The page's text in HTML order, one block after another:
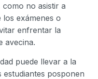
como no asistir a
exámenes o
enfrentar la
avecina.
puede llevar a la
posponen